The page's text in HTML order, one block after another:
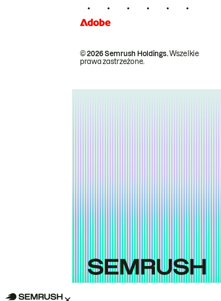
© 2026 Semrush Holdings.Wszelkie
prawa zastrzeżone.